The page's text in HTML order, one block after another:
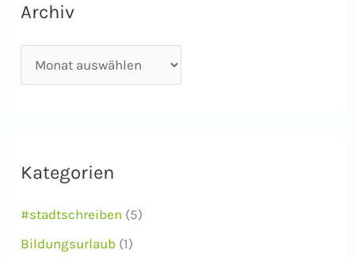
Archiv
r
iKategorien
#stadtschreiben (5)
Bildungsurlaub (1)